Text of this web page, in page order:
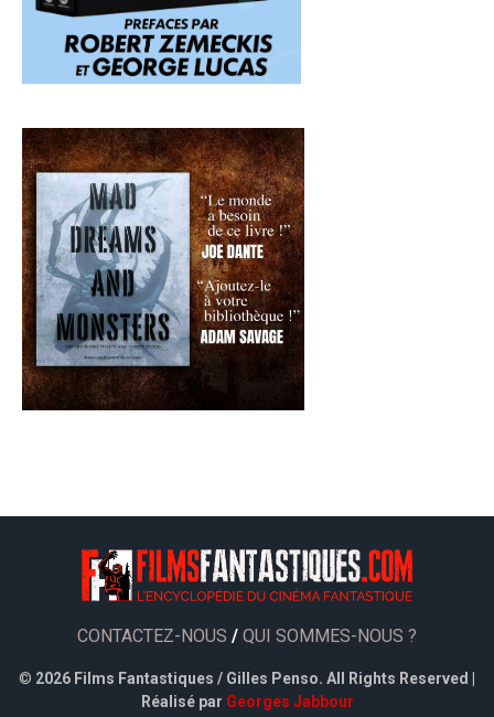
CONTACTEZ-NOUS / QUI SOMMES-NOUS ?
© 2026 Films Fantastiques / Gilles Penso. All Rights Reserved |
Réalisé par Georges Jabbour